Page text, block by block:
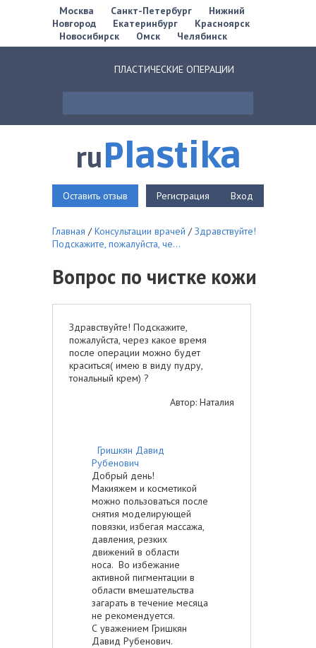
Москва Санкт-Петербург
Нижний
Новгород
Екатеринбург
Красноярск
Новосибирск
Омск Челябинск
ПЛАСТИЧЕСКИЕ ОПЕРАЦИИ
ruPlastika
Оставить отзыв Регистрация Вход
Главная /Консультации врачей /Здравствуйте!
Подскажите, пожалуйста, че...
Вопрос по чистке кожи
Здравствуйте! Подскажите,
пожалуйста, через какое время
после операции можно будет
краситься( имею в виду пудру,
тональный крем) ?
Автор: Наталия
Гришкян Давид
Рубенович
Добрый день!
Макияжем и косметикой
можно пользоваться после
снятия моделирующей
повязки, избегая массажа,
давления, резких
движений в области
носа. Во избежание
активной пигментации в
области вмешательства
загарать в течение месяца
не рекомендуется.
С уважением Гришкян
Давид Рубенович.